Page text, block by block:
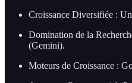
Croissance Diversifiée :
Domination de la
(Gemini).
Moteurs de Croissance :